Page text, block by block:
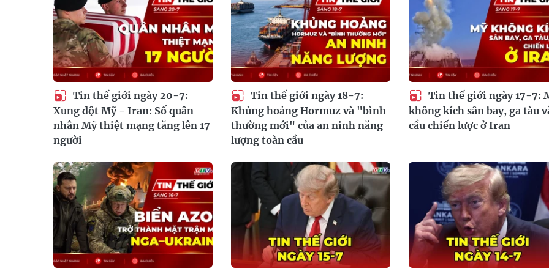
Tin thế giới ngày 20-7:
Xung đột Mỹ - Iran: Số quân
nhân Mỹ thiệt mạng tăng lên 17
người
Tin thế giới ngày 18-7:
Khủng hoảng Hormuz và "bình
thường mới" của an ninh năng
lượng toàn cầu
Tin thế giới ngày 17-7:
không kích sân bay, ga tàu
cầu chiến lược ở Iran